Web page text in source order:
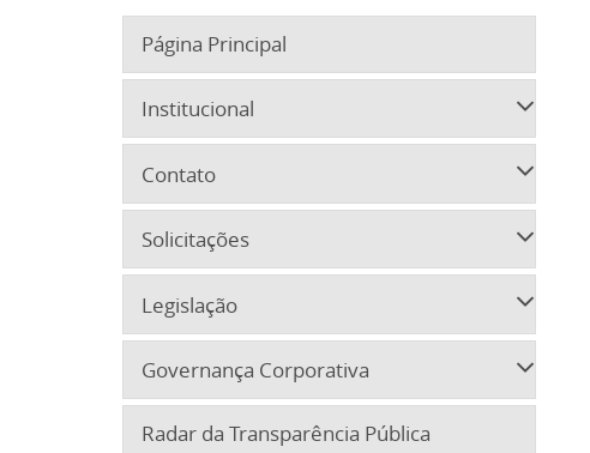
Página Principal
Institucional
Contato
Solicitações
Legislação
Governança Corporativa
Radar da Transparência Pública